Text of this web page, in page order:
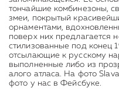
тончайшие комбинезоны,
змеи, покрытый
орнаментами,
поверх них предлагается
стилизованные под конец
отсылающие к русскому
выполненные либо из
алого атласа. На фото
фото у нас в Фейсбуке.